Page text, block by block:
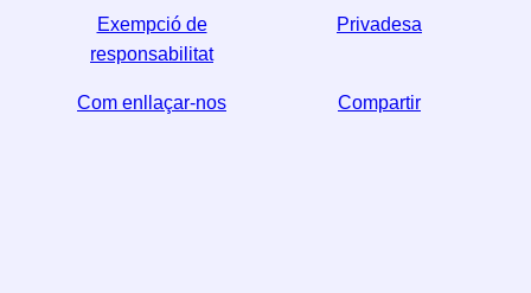
Exempció de
responsabilitat
Privadesa
Com enllaçar-nos Compartir